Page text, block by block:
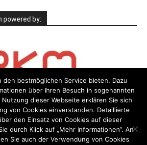
powered by:
den bestmöglichen Service bieten. Dazu
über Ihren Besuch in sogenannten
dieser Webseite erklären Sie sich
von Cookies einverstanden. Detaillierte
den Einsatz von Cookies auf dieser
durch Klick auf „Mehr Informationen“. An
Sie auch der Verwendung von Cookies